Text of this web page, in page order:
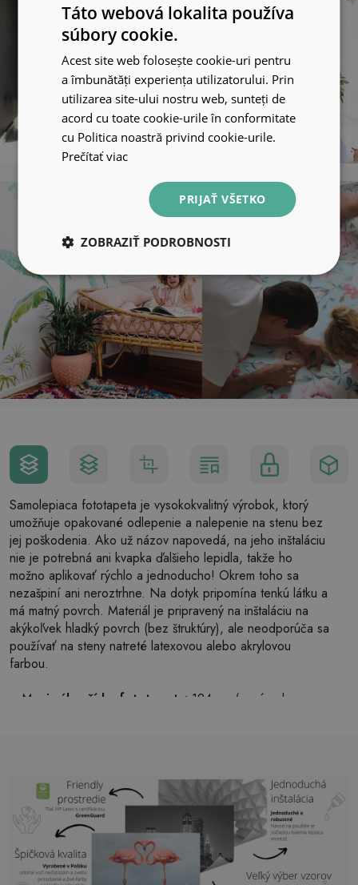
Samolepiaca fototapeta je vysokokvalitný výrobok, ktorý
umožňuje opakované odlepenie a nalepenie na stenu bez
jej poškodenia. Ako už názov napovedá, na jeho inštaláciu
nie je potrebná ani kvapka ďalšieho lepidla, takže ho
možno aplikovať rýchlo a jednoducho! Okrem toho sa
nezašpiní ani neroztrhne. Na dotyk pripomína tenkú látku a
má matný povrch. Materiál je pripravený na inštaláciu na
akýkoľvek hladký povrch (bez štruktúry), ale neodporúča sa
používať na steny natreté latexovou alebo akrylovou
farbou.
Maximálna šírka fototapety: 124 cm (v prípade
Lepidlo:Nie je potrebné
Použitie:Obývacia izba, spálňa, kancelária, chodba a
ďalšie
Táto webová lokalita používa
súbory cookie.
Acest site web folosește cookie-uri pentru
a îmbunătăți experiența utilizatorului. Prin
utilizarea site-ului nostru web, sunteți de
acord cu toate cookie-urile în conformitate
cu Politica noastră privind cookie-urile.
Prečítať viac
PRIJAŤ VŠETKO
ZOBRAZIŤ PODROBNOSTI